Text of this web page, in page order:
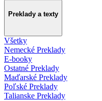
Preklady a texty
Všetky
Nemecké Preklady
E-booky
Ostatné Preklady
Maďarské Preklady
Poľské Preklady
Talianske Preklady